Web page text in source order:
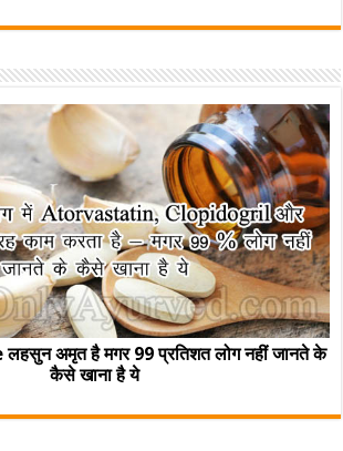
अमृत है मगर 99 प्रतिशत लोग नहीं जानते के
कैसे खाना है ये